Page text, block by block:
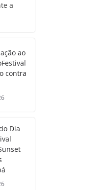
a
ao
contra
Dia